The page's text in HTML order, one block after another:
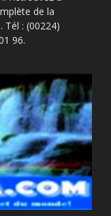
de la
Tél : (00224)
96.